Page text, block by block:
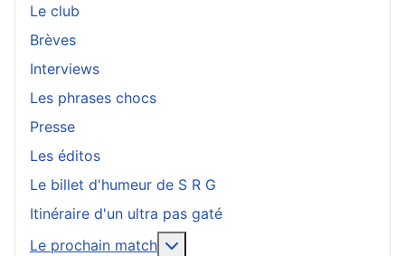
Le club
Brèves
Interviews
Les phrases chocs
Presse
Les éditos
Le billet d'humeur de S R G
Itinéraire d'un ultra pas gaté
Le prochain match